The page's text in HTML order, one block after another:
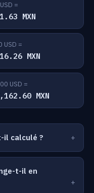
=
MXN
USD =
MXN
USD =
MXN
il calculé ?
t-il en